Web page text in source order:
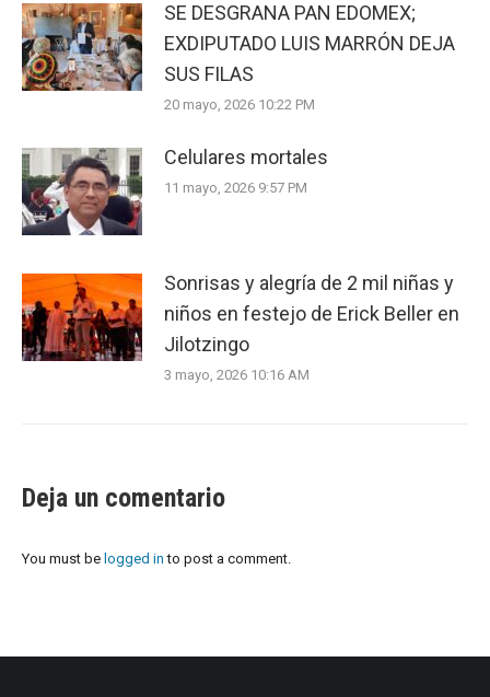
SE DESGRANA PAN EDOMEX;
EXDIPUTADO LUIS MARRÓN DEJA
SUS FILAS
20 mayo, 2026 10:22 PM
Celulares mortales
11 mayo, 2026 9:57 PM
Sonrisas y alegría de 2 mil niñas y
niños en festejo de Erick Beller en
Jilotzingo
3 mayo, 2026 10:16 AM
Deja un comentario
You must be logged in to post a comment.